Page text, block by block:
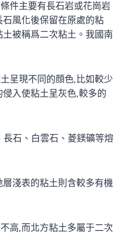
件主要有長石岩或花崗岩
風化後保留在原處的粘
被稱爲二次粘土。我國南
呈現不同的顔色,比如較少
入使粘土呈灰色,較多的
石、白雲石、菱鎂礦等熔
淺表的粘土則含較多有機
高,而北方粘土多屬于二次